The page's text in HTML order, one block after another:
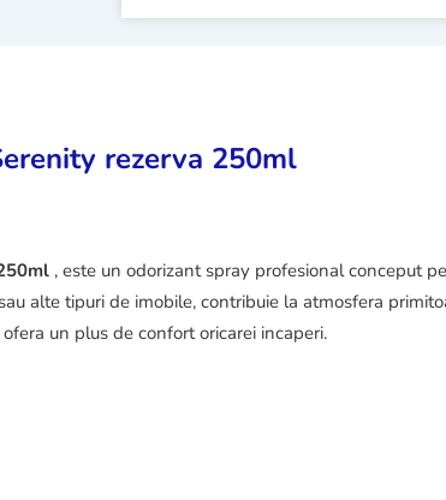
rezerva 250ml
, este un odorizant spray profesional conceput
alte tipuri de imobile, contribuie la atmosfera
un plus de confort oricarei incaperi.